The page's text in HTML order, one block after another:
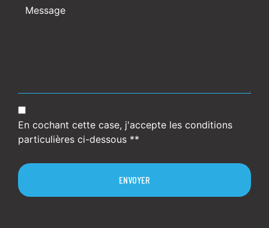
En cochant cette case, j'accepte les conditions
particulières ci-dessous **
ENVOYER